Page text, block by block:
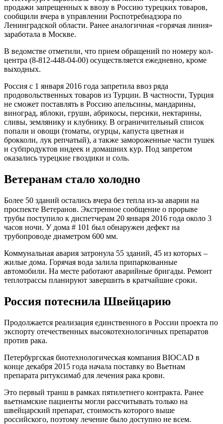
продажи запрещенных к ввозу в Россию турецких товаров,
сообщили вчера в управлении Роспотребнадзора по
Ленинградской области. Ранее аналогичная «горячая линия»
заработала в Москве.
В ведомстве отметили, что прием обращений по номеру кол-
центра (8-812-448-04-00) осуществляется ежедневно, кроме
выходных.
Россия с 1 января 2016 года запретила ввоз ряда
продовольственных товаров из Турции. В частности, Турция
не сможет поставлять в Россию апельсины, мандарины,
виноград, яблоки, груши, абрикосы, персики, нектарины,
сливы, землянику и клубнику. В ограничительный список
попали и овощи (томаты, огурцы, капуста цветная и
брокколи, лук репчатый), а также замороженные части тушек
и субпродуктов индеек и домашних кур. Под запретом
оказались турецкие гвоздики и соль.
Ветеранам стало холодно
Более 50 зданий остались вчера без тепла из-за аварии на
проспекте Ветеранов. Экстренное сообщение о прорыве
трубы поступило к диспетчерам 20 января 2016 года около 3
часов ночи. У дома # 101 был обнаружен дефект на
трубопроводе диаметром 600 мм.
Коммунальная авария затронула 55 зданий, 45 из которых –
жилые дома. Горячая вода залила припаркованные
автомобили. На месте работают аварийные бригады. Ремонт
теплотрассы планируют завершить в кратчайшие сроки.
Россия потеснила Швейцарию
Продолжается реализация единственного в России проекта по
экспорту отечественных высокотехнологичных препаратов
против рака.
Петербургская биотехнологическая компания BIOCAD в
конце декабря 2015 года начала поставку во Вьетнам
препарата ритуксимаб для лечения рака крови.
Это первый транш в рамках пятилетнего контракта. Ранее
вьетнамские пациенты могли рассчитывать только на
швейцарский препарат, стоимость которого выше
российского, поэтому лечение было доступно не всем.